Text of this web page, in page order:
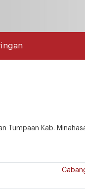
Tumpaan Kab.